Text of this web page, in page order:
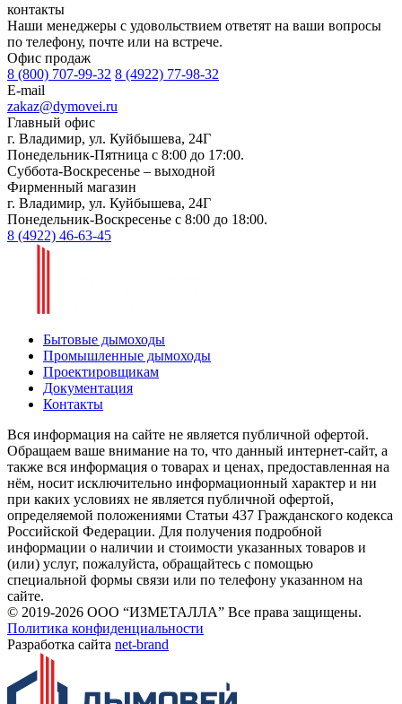
контакты
Наши менеджеры с удовольствием ответят на ваши вопросы
по телефону, почте или на встрече.
Офис продаж
8 (800) 707-99-32 8 (4922) 77-98-32
E-mail
zakaz@dymovei.ru
Главный офис
г. Владимир, ул. Куйбышева, 24Г
Понедельник-Пятница с 8:00 до 17:00.
Суббота-Воскресенье – выходной
Фирменный магазин
г. Владимир, ул. Куйбышева, 24Г
Понедельник-Воскресенье с 8:00 до 18:00.
8 (4922) 46-63-45
Бытовые дымоходы
Промышленные дымоходы
Проектировщикам
Документация
Контакты
Вся информация на сайте не является публичной офертой.
Обращаем ваше внимание на то, что данный интернет-сайт, а
также вся информация о товарах и ценах, предоставленная на
нём, носит исключительно информационный характер и ни
при каких условиях не является публичной офертой,
определяемой положениями Статьи 437 Гражданского кодекса
Российской Федерации. Для получения подробной
информации о наличии и стоимости указанных товаров и
(или) услуг, пожалуйста, обращайтесь с помощью
специальной формы связи или по телефону указанном на
сайте.
© 2019-2026 ООО “ИЗМЕТАЛЛА” Все права защищены.
Политика конфиденциальности
Разработка сайта net-brand